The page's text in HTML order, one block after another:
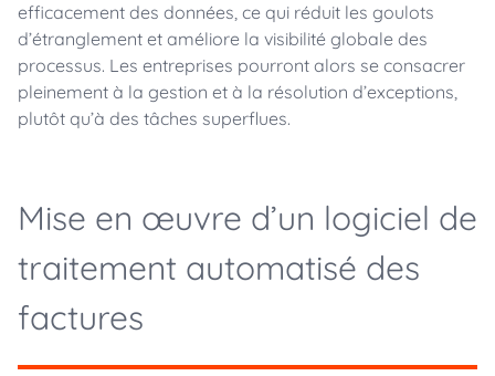
efficacement des données, ce qui réduit les goulots
d’étranglement et améliore la visibilité globale des
processus. Les entreprises pourront alors se consacrer
pleinement à la gestion et à la résolution d’exceptions,
plutôt qu’à des tâches superflues.
Mise en œuvre d’un logiciel de
traitement automatisé des
factures